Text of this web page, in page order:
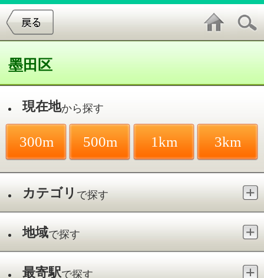
300m 500m
カテゴリ
最寄駅 で探す
4件中1～4件を表示
サロンド・オオモリ美容室 押上エス
押上／押上駅